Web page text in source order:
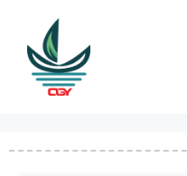
content